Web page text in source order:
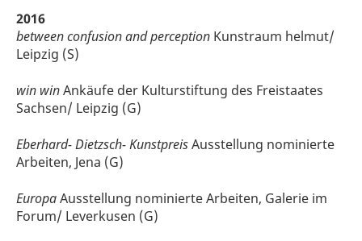
2016
between confusion and perception Kunstraum helmut/
Leipzig (S)
win winAnkäufe der Kulturstiftung des Freistaates
Sachsen/ Leipzig (G)
Eberhard- Dietzsch- KunstpreisAusstellung nominierte
Arbeiten, Jena (G)
EuropaAusstellung nominierte Arbeiten, Galerie im
Forum/ Leverkusen (G)